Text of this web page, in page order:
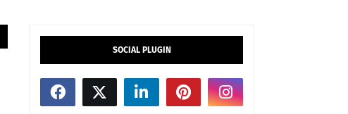
SOCIAL PLUGIN